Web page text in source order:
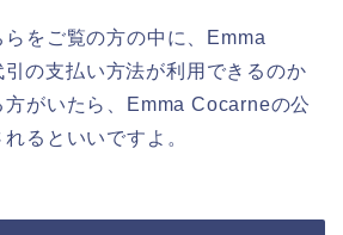
をご覧の方の中に、Emma
の支払い方法が利用できるのか
方がいたら、Emma Cocarneの公
るといいですよ。